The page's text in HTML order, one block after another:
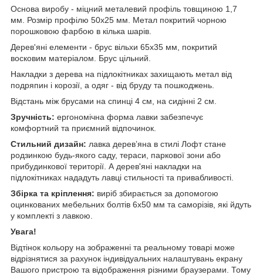
Основа виробу - міцний металевий профіль товщиною 1,7
мм. Розмір профілю 50х25 мм. Метал покритий чорною
порошковою фарбою в кілька шарів.
Дерев'яні елементи - брус вільхи 65х35 мм, покритий
восковим матеріалом. Брус цільний.
Накладки з дерева на підлокітниках захищають метал від
подряпин і корозії, а одяг - від бруду та пошкоджень.
Відстань між брусами на спинці 4 см, на сидінні 2 см.
Зручність: ергономічна форма лавки забезпечує
комфортний та приємний відпочинок.
Стильний дизайн: лавка дерев’яна в стилі Лофт стане
родзинкою будь-якого саду, тераси, паркової зони або
прибудинкової території. А дерев'яні накладки на
підлокітниках нададуть лавці стильності та привабливості.
Збірка та кріплення: виріб збирається за допомогою
оцинкованих мебельних болтів 6х50 мм та саморізів, які йдуть
у комплекті з лавкою.
Увага!
Відтінок кольору на зображенні та реальному товарі може
відрізнятися за рахунок індивідуальних налаштувань екрану
Вашого пристрою та відображення різними браузерами. Тому